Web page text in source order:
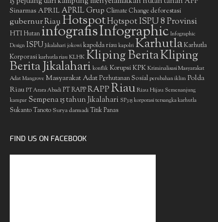
Sinarmas APRIL APRIL Grup Climate Change deforestasi
gubernur RiauHotspotHotspot ISPU 8 Provinsi
HTIHutan infografisInfographic Infographic
Design ISPU Jikalahari jokowi kapolda riau kapolri KarhutlaKarhutla
Korporasikarhutla riauKLHKKliping BeritaKliping
Berita Jikalahari konflik Korupsi KPKKriminalisasi Masyarakat
Adat Mangrove Masyarakat AdatPerhutanan Sosial perubahan iklim Polda
Riau PT Arara Abadi PT RAPPRAPPRiauRiau Hijau Semenanjung
kampar Sempena 15 tahun Jikalahari SP3 15 korporasi tersangka karhutla
Sukanto Tanoto Surya darmadiTitik Panas
FIND US ON FACEBOOK